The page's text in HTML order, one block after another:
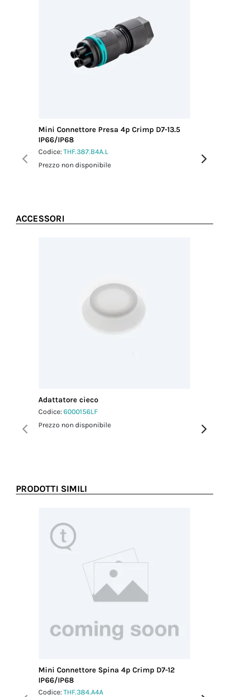
Mini Connettore Presa 4p Crimp D7-13.5
IP66/IP68
Codice:THF.387.B4A.L
Prezzo non disponibile
Prezzo
ACCESSORI
Adattatore cieco
Codice:6000156LF
Prezzo non disponibile
Prezzo
PRODOTTI SIMILI
Mini Connettore Spina 4p Crimp D7-12
IP66/IP68
Codice:THF.384.A4A